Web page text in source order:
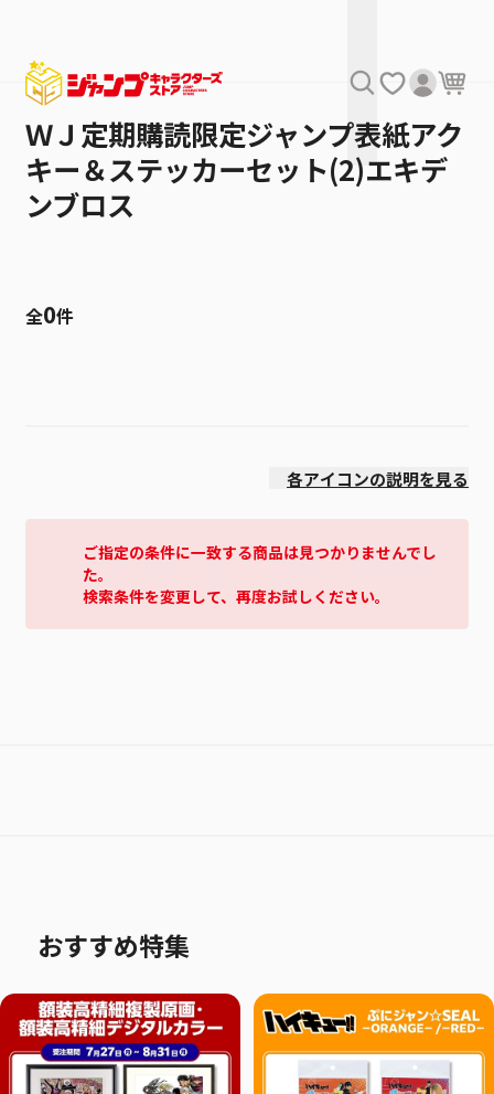
ＷＪ定期購読限定ジャンプ表紙アク
キー＆ステッカーセット(2)エキデ
ンブロス
全0件
各アイコンの説明を見る
ご指定の条件に一致する商品は見つかりませんでし
た。
検索条件を変更して、再度お試しください。
おすすめ特集